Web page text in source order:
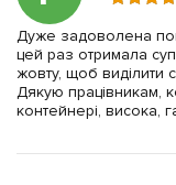
Дуже задоволена
цей раз отримала
жовту, щоб виділити
Дякую працівникам,
контейнері, висока,